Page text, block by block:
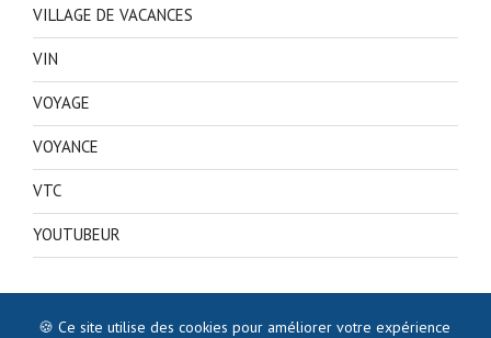
VILLAGE DE VACANCES
VIN
VOYAGE
VOYANCE
VTC
YOUTUBEUR
🍪 Ce site utilise des cookies pour améliorer votre expérience